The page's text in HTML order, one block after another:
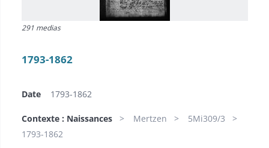
291 medias
1793-1862
Date 1793-1862
Contexte : Naissances Mertzen
5Mi309/3
1793-1862